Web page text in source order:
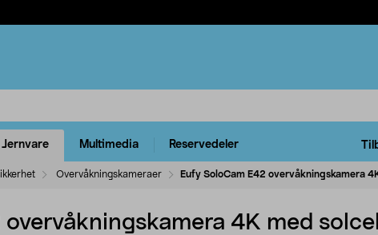
Jernvare Multimedia Reservedeler
Overvåkningskameraer Eufy SoloCam E42 overvåkningskamera
overvåkningskamera 4K med